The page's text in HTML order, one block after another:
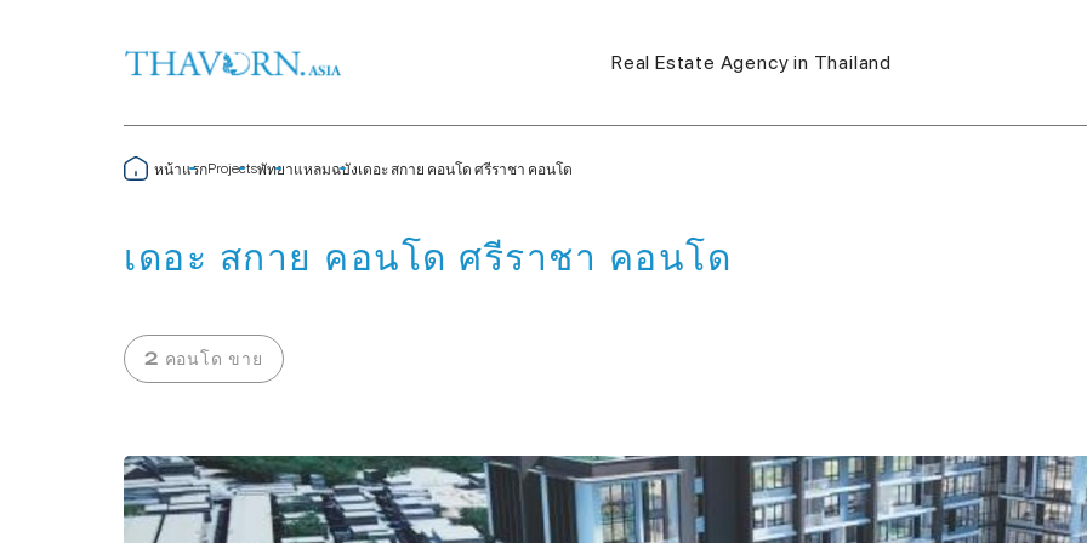
Real Estate Agency in Thailand
หน้าแรกProjectsพัทยาแหลมฉบังเดอะ สกาย คอนโด ศรีราชา คอนโด
เดอะ สกาย คอนโด ศรีราชา คอนโด
2 คอนโด ขาย